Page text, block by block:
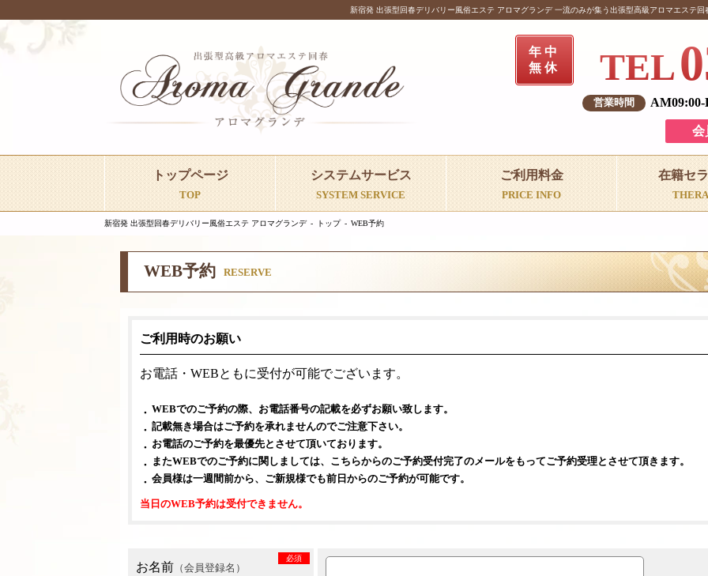
新宿発 出張型回春デリバリー風俗エステ アロマグランデ 一流のみが集う出張型高級アロマエステ回
年中
無休
TEL
会
トップページ
TOP
システムサービス
SYSTEM SERVICE
ご利用料金
PRICE INFO
在籍セ
新宿発 出張型回春デリバリー風俗エステ アロマグランデ トップ WEB予約
WEB予約 RESERVE
ご利用時のお願い
お電話・WEBともに受付が可能でございます。
WEBでのご予約の際、お電話番号の記載を必ずお願い致します。
記載無き場合はご予約を承れませんのでご注意下さい。
お電話のご予約を最優先とさせて頂いております。
またWEBでのご予約に関しましては、こちらからのご予約受付完了のメールをもってご予約受理とさせて頂きます。
会員様は一週間前から、ご新規様でも前日からのご予約が可能です。
当日のWEB予約は受付できません。
お名前 （会員登録名）
必須